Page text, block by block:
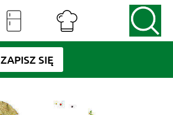
ZAPISZ SIĘ